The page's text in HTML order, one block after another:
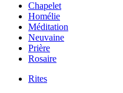
Chapelet
Homélie
Méditation
Neuvaine
Prière
Rosaire
Rites